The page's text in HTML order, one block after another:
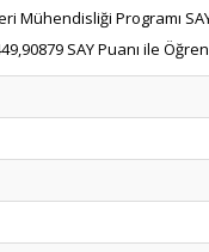
Mühendisliği Programı
SAY Puanı ile